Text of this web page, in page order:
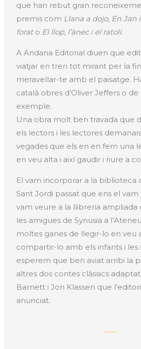
que han rebut gran
premis com Llana a dojo, En Jan
forato El llop, l’ànec i el ratolí.
A Andana Editorial diuen que
viatjar en tren tot mirant per la
meravellar-te amb el paisatge.
català obres d’Oliver Jeffers o
exemple.
Una obra molt ben travada que
els lectors i les lectores
vegades que els en en fem una
en veu alta i així gaudir i riure a
El vam incorporar a la biblioteca
Sant Jordi passat que ens el
vam veure a la llibreria
les amigues de Synusia a
moltes ganes de llegir-lo en veu
compartir-lo amb els infants i les
esperem que ben aviat arribi la
altres dos contes clàssics
Barnett i Jon Klassen que
anunciat.